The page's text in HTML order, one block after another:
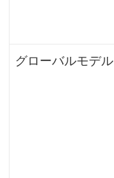
グローバルモデル